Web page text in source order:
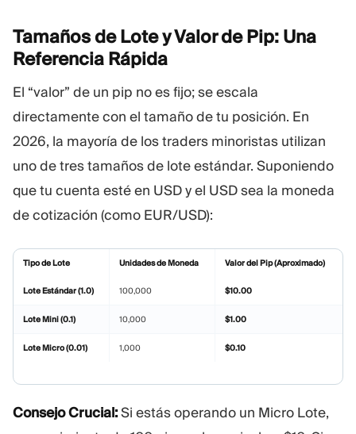
Tamaños de Lote y Valor de Pip: Una
Referencia Rápida
El “valor” de un pip no es fijo; se escala
directamente con el tamaño de tu posición. En
2026, la mayoría de los traders minoristas utilizan
uno de tres tamaños de lote estándar. Suponiendo
que tu cuenta esté en USD y el USD sea la moneda
de cotización (como EUR/USD):
Tipo de Lote Unidades de Moneda Valor del Pip (Aproximado)
Lote Estándar (1.0) 100,000 $10.00
Lote Mini (0.1) 10,000 $1.00
Lote Micro (0.01) 1,000 $0.10
Consejo Crucial:Si estás operando un Micro Lote,